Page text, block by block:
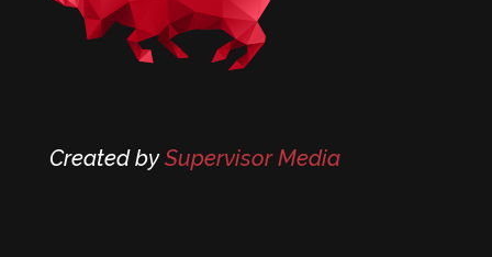
Created bySupervisor Media